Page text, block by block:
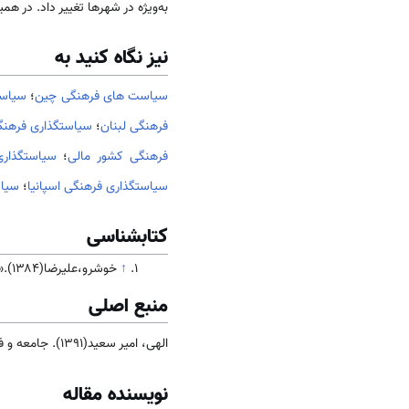
به‌ویژه در شهرها تغییر داد. در
نیز نگاه کنید به
سیاست های فرهنگی چین؛
فرهنگی لبنان؛ سیاستگذاری
فرهنگی کشور مالی؛
سیاستگذاری فرهنگی اسپانیا؛
کتابشناسی
↑ خوشرو،علیرضا(۱۳۸۴).«ارگان‌های مجری در سیاست‌های فرهنگی داخل و خارج
منبع اصلی
الهی، امیر سعید(1391). جامعه و فرهنگ
نویسنده مقاله